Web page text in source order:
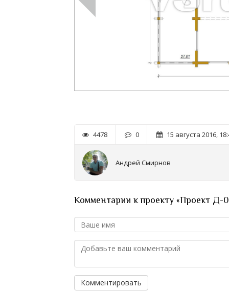
4478 0 15 августа 2016,
Андрей Смирнов
Комментарии к проекту «Проект Д-
Комментировать